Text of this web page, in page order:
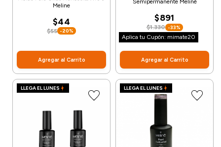
Meline
$44
$55 -20%
Agregar al Carrito
Semipermanente Meliné
$891
$1.330 -33%
Aplica tu Cupón: mimate20
Agregar al Carrito
LLEGA EL LUNES LLEGA EL LUNES